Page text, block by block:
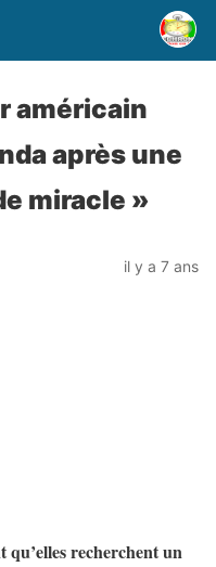
américain
après une
miracle »
il y a 7 ans
qu’elles recherchent un